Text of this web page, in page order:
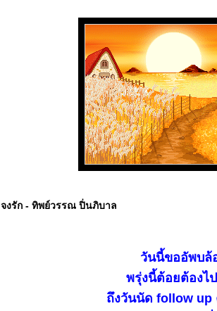
จงรัก - ทิพย์วรรณ ปิ่นภิบาล
วันนี้ขออัพบล้
พรุ่งนี้ต้อยต้องไ
ถึงวันนัด follow up